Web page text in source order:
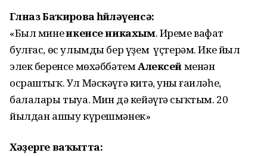
Гөлназ Баҡирова һөйләүенсә:
«Был минеңикенсе никахым. Иреме вафат
булғас, өс улымды бер үҙем үҫтерәм. Ике йыл
элек беренсе мөхәббәтемАлексейменән
осраштыҡ. Ул Мәскәүгә китә, уның ғаиләһе,
балалары тыуа. Мин дә кейәүгә сыҡтым. 20
йылдан ашыу күрешмәнек»
Хәҙерге ваҡытта: